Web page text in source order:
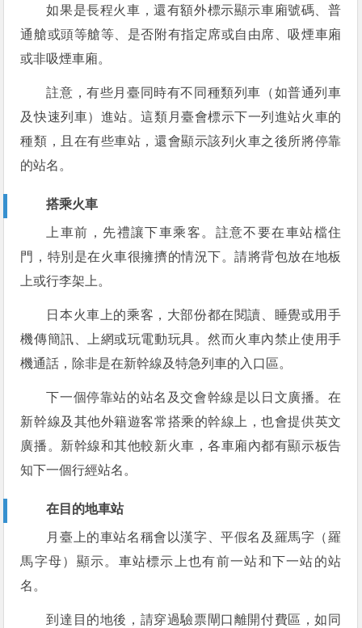
如果是長程火車，還有額外標示顯示車廂號碼、普
通艙或頭等艙等、是否附有指定席或自由席、吸煙車廂
或非吸煙車廂。
註意，有些月臺同時有不同種類列車（如普通列車
及快速列車）進站。這類月臺會標示下一列進站火車的
種類，且在有些車站，還會顯示該列火車之後所將停靠
的站名。
搭乘火車
上車前，先禮讓下車乘客。註意不要在車站檔住
門，特別是在火車很擁擠的情況下。請將背包放在地板
上或行李架上。
日本火車上的乘客，大部份都在閱讀、睡覺或用手
機傳簡訊、上網或玩電動玩具。然而火車內禁止使用手
機通話，除非是在新幹線及特急列車的入口區。
下一個停靠站的站名及交會幹線是以日文廣播。在
新幹線及其他外籍遊客常搭乘的幹線上，也會提供英文
廣播。新幹線和其他較新火車，各車廂內都有顯示板告
知下一個行經站名。
在目的地車站
月臺上的車站名稱會以漢字、平假名及羅馬字（羅
馬字母）顯示。車站標示上也有前一站和下一站的站
名。
到達目的地後，請穿過驗票閘口離開付費區，如同